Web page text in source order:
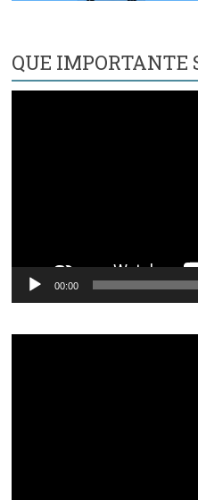
QUE IMPORTANTE
00:00